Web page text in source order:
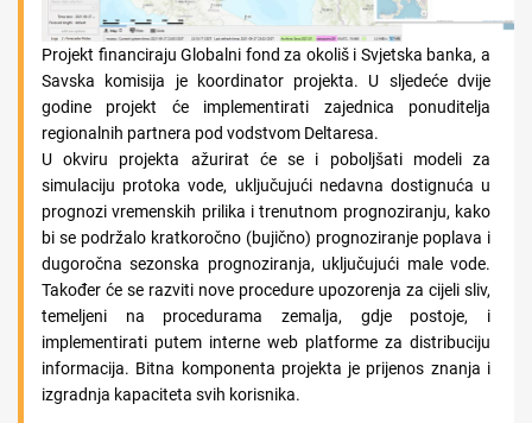
Projekt financiraju Globalni fond za okoliš i Svjetska banka, a
Savska komisija je koordinator projekta. U sljedeće dvije
godine projekt će implementirati zajednica ponuditelja
regionalnih partnera pod vodstvom Deltaresa.
U okviru projekta ažurirat će se i poboljšati modeli za
simulaciju protoka vode, uključujući nedavna dostignuća u
prognozi vremenskih prilika i trenutnom prognoziranju, kako
bi se podržalo kratkoročno (bujično) prognoziranje poplava i
dugoročna sezonska prognoziranja, uključujući male vode.
Također će se razviti nove procedure upozorenja za cijeli sliv,
temeljeni na procedurama zemalja, gdje postoje, i
implementirati putem interne web platforme za distribuciju
informacija. Bitna komponenta projekta je prijenos znanja i
izgradnja kapaciteta svih korisnika.